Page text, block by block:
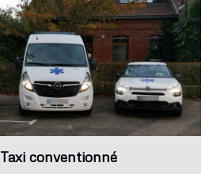
Taxi conventionné